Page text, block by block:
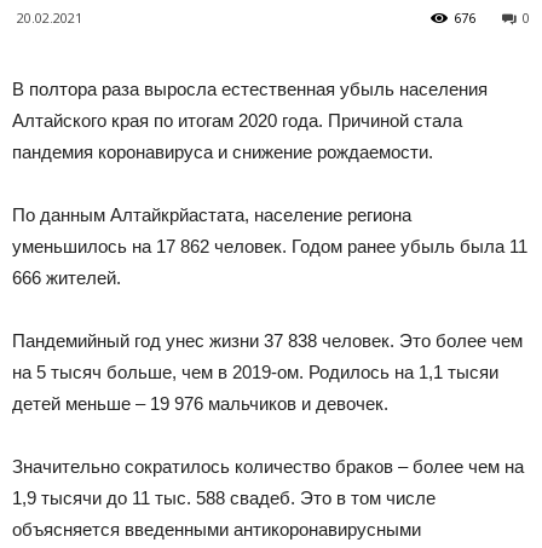
20.02.2021 0
676
В полтора раза выросла естественная убыль населения
Алтайского края по итогам 2020 года. Причиной стала
пандемия коронавируса и снижение рождаемости.
По данным Алтайкрйастата, население региона
уменьшилось на 17 862 человек. Годом ранее убыль была 11
666 жителей.
Пандемийный год унес жизни 37 838 человек. Это более чем
на 5 тысяч больше, чем в 2019-ом. Родилось на 1,1 тысяи
детей меньше – 19 976 мальчиков и девочек.
Значительно сократилось количество браков – более чем на
1,9 тысячи до 11 тыс. 588 свадеб. Это в том числе
объясняется введенными антикоронавирусными